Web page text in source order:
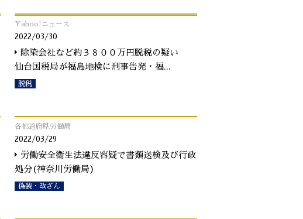
Yahoo!ニュース
2022/03/30
除染会社など約３８００万円脱税の疑い
仙台国税局が福島地検に刑事告発・福...
脱税
各都道府県労働局
2022/03/29
労働安全衛生法違反容疑で書類送検及び行政
処分(神奈川労働局)
偽装・改ざん